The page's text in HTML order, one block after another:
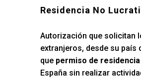
Residencia No
Autorización que solicitan
extranjeros, desde su país
que permiso de
España sin realizar